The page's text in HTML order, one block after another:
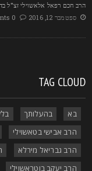
חכם רפאל אלאשוילי זצ"ל
ספטמבר 12, 2016
0 Comments
TAG
בא בהעלותך בלק
הרב אבישי בטאשוילי
הרב גבריאל מירלא
הרב יעקב בוטראשוילי